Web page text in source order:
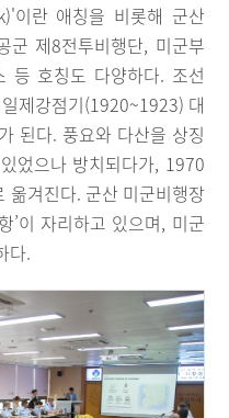
이란 애칭을 비롯해 군산
군 제8전투비행단, 미군부
등 호칭도 다양하다. 조선
제강점기(1920~1923) 대
된다. 풍요와 다산을 상징
었으나 방치되다가, 1970
옮겨진다. 군산 미군비행장
’이 자리하고 있으며, 미군
다.